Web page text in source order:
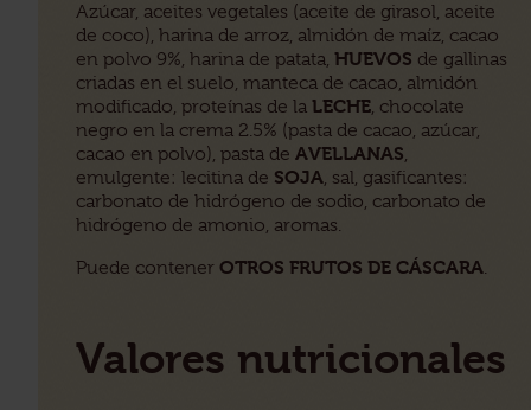
Azúcar, aceites vegetales (aceite de girasol, aceite
de coco), harina de arroz, almidón de maíz, cacao
en polvo 9%, harina de patata, HUEVOS de gallinas
criadas en el suelo, manteca de cacao, almidón
modificado, proteínas de la LECHE, chocolate
negro en la crema 2.5% (pasta de cacao, azúcar,
cacao en polvo), pasta de AVELLANAS,
emulgente: lecitina de SOJA, sal, gasificantes:
carbonato de hidrógeno de sodio, carbonato de
hidrógeno de amonio, aromas.
Puede contener OTROS FRUTOS DE CÁSCARA.
Valores nutricionales